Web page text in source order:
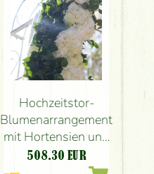
Hochzeitstor-
Blumenarrangement
mit Hortensien und
Rosen (weiß) – das
war das Tor des
508.30 EUR